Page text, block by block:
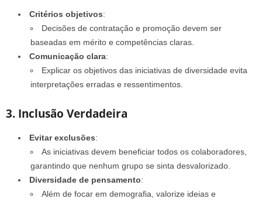
Critérios objetivos:
Decisões de contratação e promoção devem ser
baseadas em mérito e competências claras.
Comunicação clara:
Explicar os objetivos das iniciativas de diversidade evita
interpretações erradas e ressentimentos.
3. Inclusão Verdadeira
Evitar exclusões:
As iniciativas devem beneficiar todos os colaboradores,
garantindo que nenhum grupo se sinta desvalorizado.
Diversidade de pensamento:
Além de focar em demografia, valorize ideias e